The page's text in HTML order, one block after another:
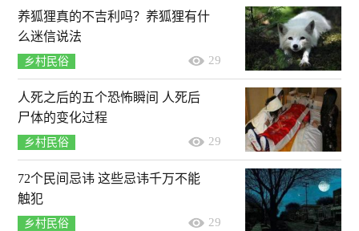
养狐狸真的不吉利吗？养狐狸有什
么迷信说法
乡村民俗 29
人死之后的五个恐怖瞬间 人死后
尸体的变化过程
乡村民俗 29
72个民间忌讳 这些忌讳千万不能
触犯
乡村民俗 29